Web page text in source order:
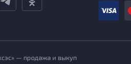
— продажа и выкуп